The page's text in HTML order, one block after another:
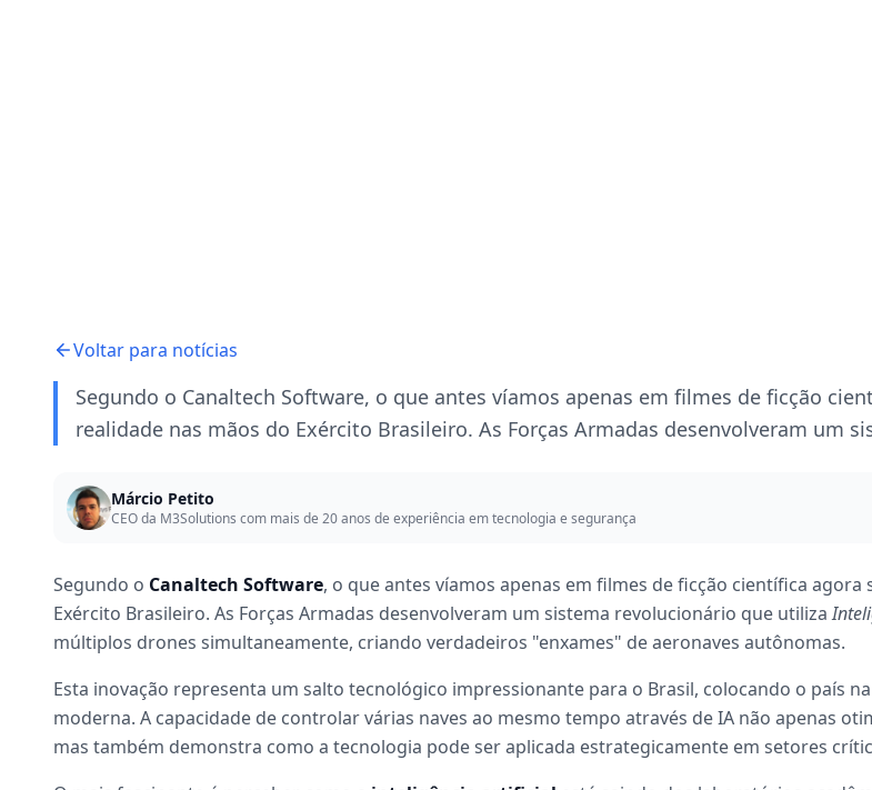
Voltar para notícias
Segundo o Canaltech Software, o que antes víamos apenas em filmes de ficção
realidade nas mãos do Exército Brasileiro. As Forças Armadas desenvolveram um
Márcio Petito
CEO da M3Solutions com mais de 20 anos de experiência em tecnologia e segurança
Segundo o Canaltech Software, o que antes víamos apenas em filmes de ficção científica
Exército Brasileiro. As Forças Armadas desenvolveram um sistema revolucionário que utiliza
múltiplos drones simultaneamente, criando verdadeiros "enxames" de aeronaves autônomas.
Esta inovação representa um salto tecnológico impressionante para o Brasil, colocando o país
moderna. A capacidade de controlar várias naves ao mesmo tempo através de IA não apenas
mas também demonstra como a tecnologia pode ser aplicada estrategicamente em setores